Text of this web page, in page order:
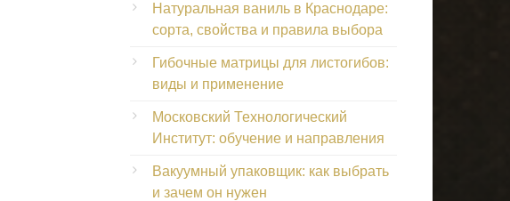
Натуральная ваниль в Краснодаре:
сорта, свойства и правила выбора
Гибочные матрицы для листогибов:
виды и применение
Московский Технологический
Институт: обучение и направления
Вакуумный упаковщик: как выбрать
и зачем он нужен